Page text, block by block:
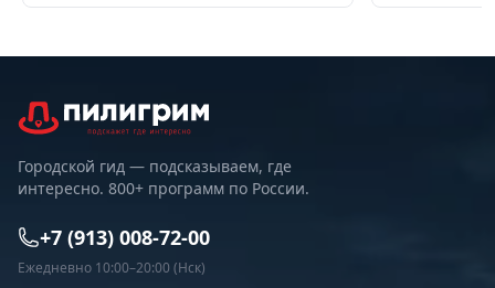
Городской гид — подсказываем, где
интересно. 800+ программ по России.
+7 (913) 008-72-00
Ежедневно 10:00–20:00 (Нск)